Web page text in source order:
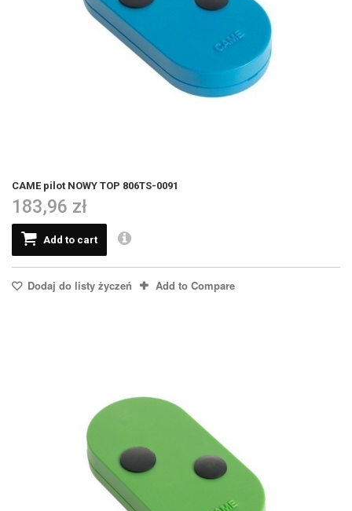
CAME pilot NOWY TOP 806TS-0091
183,96 zł
Add to cart
Dodaj do listy życzeń Add to Compare